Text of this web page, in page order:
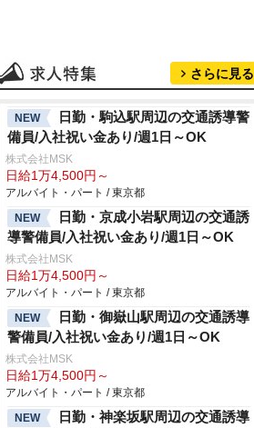
さらに見る
NEW
日勤・駒込駅周辺の交通誘導警
備員/入社祝い金あり/週1日～OK
株式会社MSK
日給1万4,500円～
アルバイト・パート / 東京都
NEW
日勤・京成小岩駅周辺の交通誘
導警備員/入社祝い金あり/週1日～OK
株式会社MSK
日給1万4,500円～
アルバイト・パート / 東京都
NEW
日勤・御嶽山駅周辺の交通誘導
警備員/入社祝い金あり/週1日～OK
株式会社MSK
日給1万4,500円～
アルバイト・パート / 東京都
NEW
日勤・神楽坂駅周辺の交通誘導